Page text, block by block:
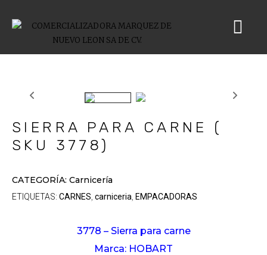
SIERRA PARA CARNE (
SKU 3778)
CATEGORÍA: Carnicería
ETIQUETAS: CARNES carniceria EMPACADORAS
3778 – Sierra para carne
Marca: HOBART